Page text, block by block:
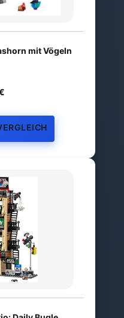
mit Vögeln